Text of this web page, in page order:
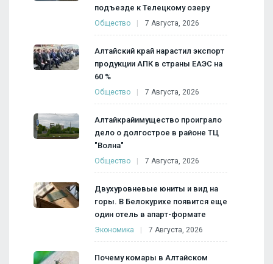
подъезде к Телецкому озеру
Общество 7 Августа, 2026
Алтайский край нарастил экспорт
продукции АПК в страны ЕАЭС на
60 %
Общество 7 Августа, 2026
Алтайкрайимущество проиграло
дело о долгострое в районе ТЦ
"Волна"
Общество 7 Августа, 2026
Двухуровневые юниты и вид на
горы. В Белокурихе появится еще
один отель в апарт-формате
Экономика 7 Августа, 2026
Почему комары в Алтайском